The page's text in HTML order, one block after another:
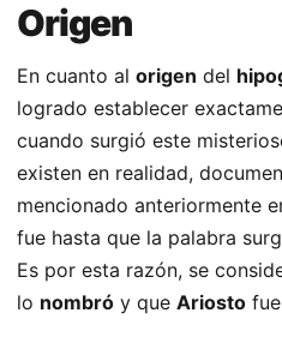
Origen
En cuanto al origen del
logrado establecer
cuando surgió este
existen en realidad,
mencionado anteriormente
fue hasta que la palabra
Es por esta razón, se
lo nombró y que Ariosto